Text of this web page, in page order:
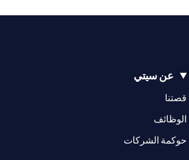
عن سيتي
قصتنا
(opens in a new tab)
الوظائف
(opens in a new tab)
حوكمة الشركات
(opens in a new tab)